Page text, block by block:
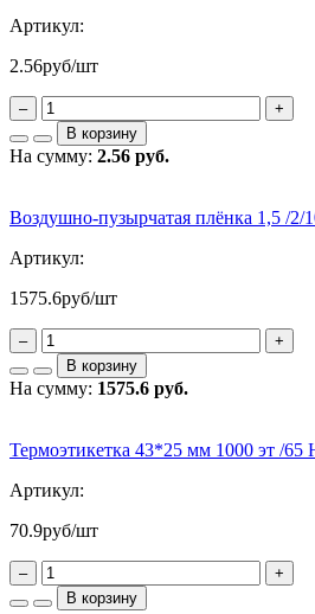
Артикул:
2.56руб/шт
–
+
В корзину
На сумму: 2.56 руб.
Воздушно-пузырчатая плёнка 1,5 /2/
Артикул:
1575.6руб/шт
–
+
В корзину
На сумму: 1575.6 руб.
Термоэтикетка 43*25 мм 1000 эт /
Артикул:
70.9руб/шт
–
+
В корзину